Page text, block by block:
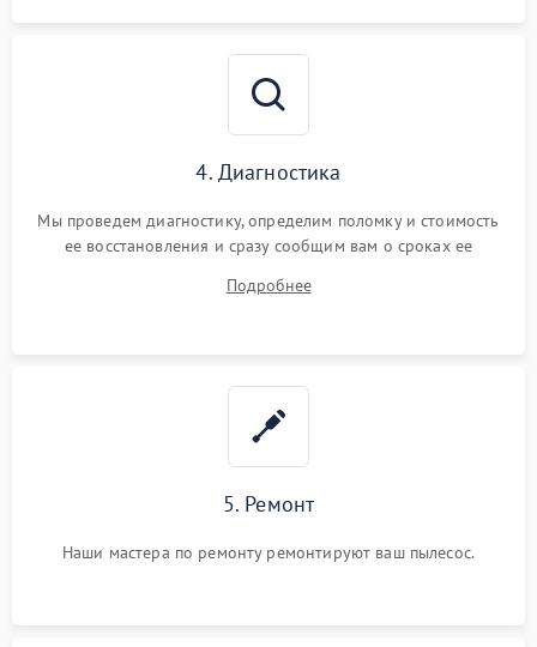
4. Диагностика
Мы проведем диагностику, определим поломку и стоимость
ее восстановления и сразу сообщим вам о сроках ее
Подробнее
5. Ремонт
Наши мастера по ремонту ремонтируют ваш пылесос.